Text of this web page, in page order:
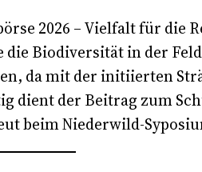
2026 – Vielfalt für die
Biodiversität in der
da mit der initiierten
der Beitrag zum
beim Niederwild-